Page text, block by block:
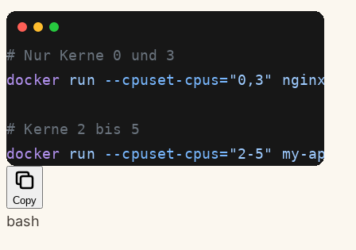
# Nur Kerne 0 und 3
docker run --cpuset-cpus= "0,3" nginx
# Kerne 2 bis 5
docker run --cpuset-cpus= "2-5" my-app
Copy
bash